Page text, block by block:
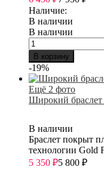
Наличие:
В наличии
В наличии
В корзину
-19%
Ещё 2 фото
Широкий
В наличии
Браслет покрыт
технологии Gold
5 350 ₽5 800 ₽